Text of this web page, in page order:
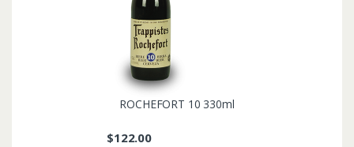
ROCHEFORT 10 330ml
$122.00